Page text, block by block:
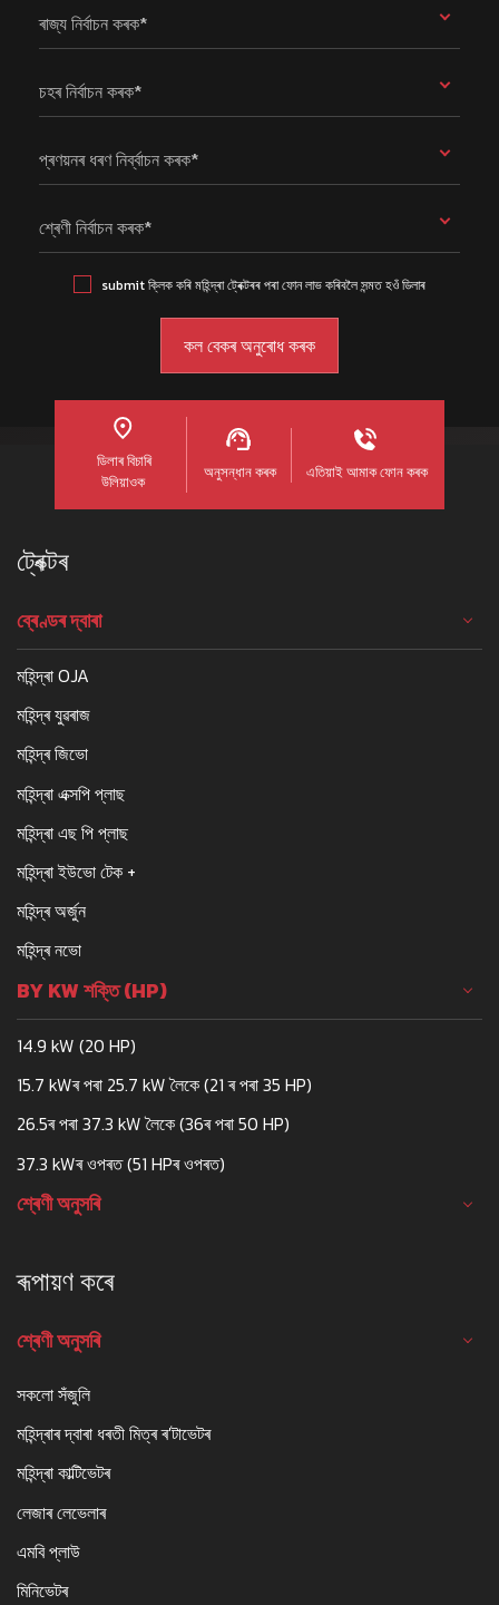
ৰাজ্য নিৰ্বাচন কৰক*
চহৰ নিৰ্বাচন কৰক*
প্ৰণয়নৰ ধৰণ নিৰ্ব্বাচন কৰক*
শ্ৰেণী নিৰ্বাচন কৰক*
submit ক্লিক কৰি মহিন্দ্ৰা ট্ৰেক্টৰৰ পৰা ফোন লাভ কৰিবলৈ সন্মত হওঁ ডিলাৰ
ডিলাৰ বিচাৰি
উলিয়াওক
অনুসন্ধান কৰক এতিয়াই আমাক ফোন কৰক
ট্ৰেক্টৰ
ব্ৰেণ্ডৰ দ্বাৰা
মহিন্দ্ৰা OJA
মহিন্দ্ৰ যুৱৰাজ
মহিন্দ্ৰ জিভো
মহিন্দ্ৰা এক্সপি প্লাছ
মহিন্দ্ৰা এছ পি প্লাছ
মহিন্দ্ৰা ইউভো টেক +
মহিন্দ্ৰ অৰ্জুন
মহিন্দ্ৰ নভো
BY KW শক্তি (HP)
14.9 kW (20 HP)
15.7 kWৰ পৰা 25.7 kW লৈকে (21 ৰ পৰা 35 HP)
26.5ৰ পৰা 37.3 kW লৈকে (36ৰ পৰা 50 HP)
37.3 kWৰ ওপৰত (51 HPৰ ওপৰত)
শ্ৰেণী অনুসৰি
ৰূপায়ণ কৰে
শ্ৰেণী অনুসৰি
সকলো সঁজুলি
মহিন্দ্ৰাৰ দ্বাৰা ধৰতী মিত্ৰ ৰ'টাভেটৰ
মহিন্দ্ৰা কাল্টিভেটৰ
লেজাৰ লেভেলাৰ
এমবি প্লাউ
মিনিভেটৰ